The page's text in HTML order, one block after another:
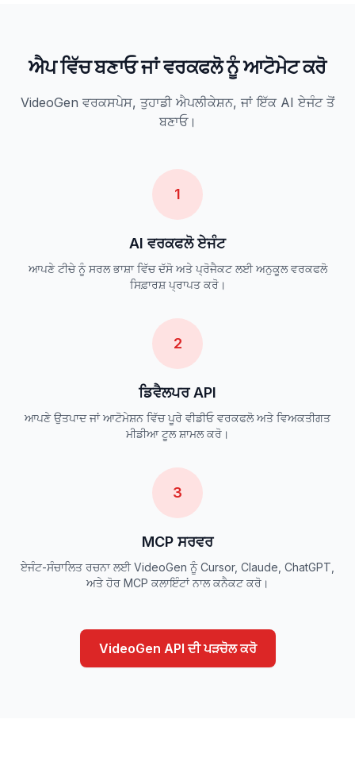
ਐਪ ਵਿੱਚ ਬਣਾਓ ਜਾਂ ਵਰਕਫਲੋ ਨੂੰ ਆਟੋਮੇਟ ਕਰੋ
VideoGen ਵਰਕਸਪੇਸ, ਤੁਹਾਡੀ ਐਪਲੀਕੇਸ਼ਨ, ਜਾਂ ਇੱਕ AI ਏਜੰਟ ਤੋਂ
ਬਣਾਓ।
1
AI ਵਰਕਫਲੋ ਏਜੰਟ
ਆਪਣੇ ਟੀਚੇ ਨੂੰ ਸਰਲ ਭਾਸ਼ਾ ਵਿੱਚ ਦੱਸੋ ਅਤੇ ਪ੍ਰੋਜੈਕਟ ਲਈ ਅਨੁਕੂਲ ਵਰਕਫਲੋ
ਸਿਫ਼ਾਰਸ਼ ਪ੍ਰਾਪਤ ਕਰੋ।
2
ਡਿਵੈਲਪਰ API
ਆਪਣੇ ਉਤਪਾਦ ਜਾਂ ਆਟੋਮੇਸ਼ਨ ਵਿੱਚ ਪੂਰੇ ਵੀਡੀਓ ਵਰਕਫਲੋ ਅਤੇ ਵਿਅਕਤੀਗਤ
ਮੀਡੀਆ ਟੂਲ ਸ਼ਾਮਲ ਕਰੋ।
3
MCP ਸਰਵਰ
ਏਜੰਟ-ਸੰਚਾਲਿਤ ਰਚਨਾ ਲਈ VideoGen ਨੂੰ Cursor, Claude, ChatGPT,
ਅਤੇ ਹੋਰ MCP ਕਲਾਇੰਟਾਂ ਨਾਲ ਕਨੈਕਟ ਕਰੋ।
VideoGen API ਦੀ ਪੜਚੋਲ ਕਰੋ